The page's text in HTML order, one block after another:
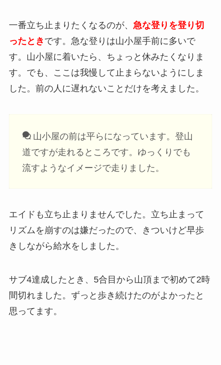
一番立ち止まりたくなるのが、 急な登りを登り切
ったとき です。急な登りは山小屋手前に多いで
す。山小屋に着いたら、ちょっと休みたくなりま
す。でも、ここは我慢して止まらないようにしま
した。前の人に遅れないことだけを考えました。
山小屋の前は平らになっています。登山
道ですが走れるところです。ゆっくりでも
流すようなイメージで走りました。
エイドも立ち止まりませんでした。立ち止まって
リズムを崩すのは嫌だったので、きついけど早歩
きしながら給水をしました。
サブ4達成したとき、5合目から山頂まで初めて2時
間切れました。ずっと歩き続けたのがよかったと
思ってます。